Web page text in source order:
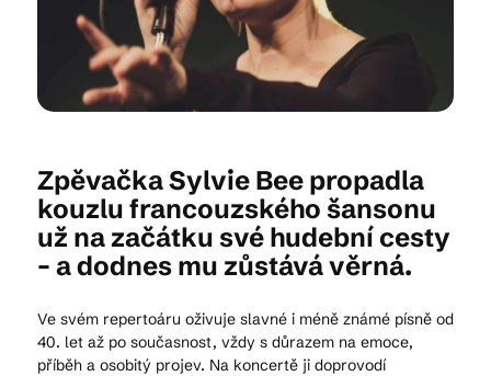
CS EN DE
Zpěvačka Sylvie Bee propadla
kouzlu francouzského šansonu
už na začátku své hudební cesty
– a dodnes mu zůstává věrná.
Ve svém repertoáru oživuje slavné i méně známé písně od
40. let až po současnost, vždy s důrazem na emoce,
příběh a osobitý projev. Na koncertě ji doprovodí